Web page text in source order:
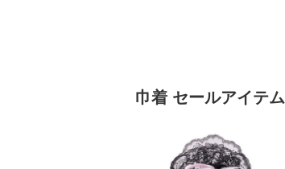
巾着 セールアイテム